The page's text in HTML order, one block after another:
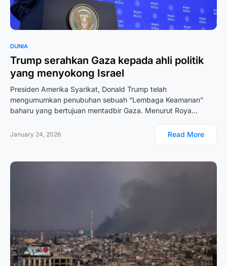
DUNIA
Trump serahkan Gaza kepada ahli politik
yang menyokong Israel
Presiden Amerika Syarikat, Donald Trump telah
mengumumkan penubuhan sebuah “Lembaga Keamanan”
baharu yang bertujuan mentadbir Gaza. Menurut Roya…
January 24, 2026 Read More